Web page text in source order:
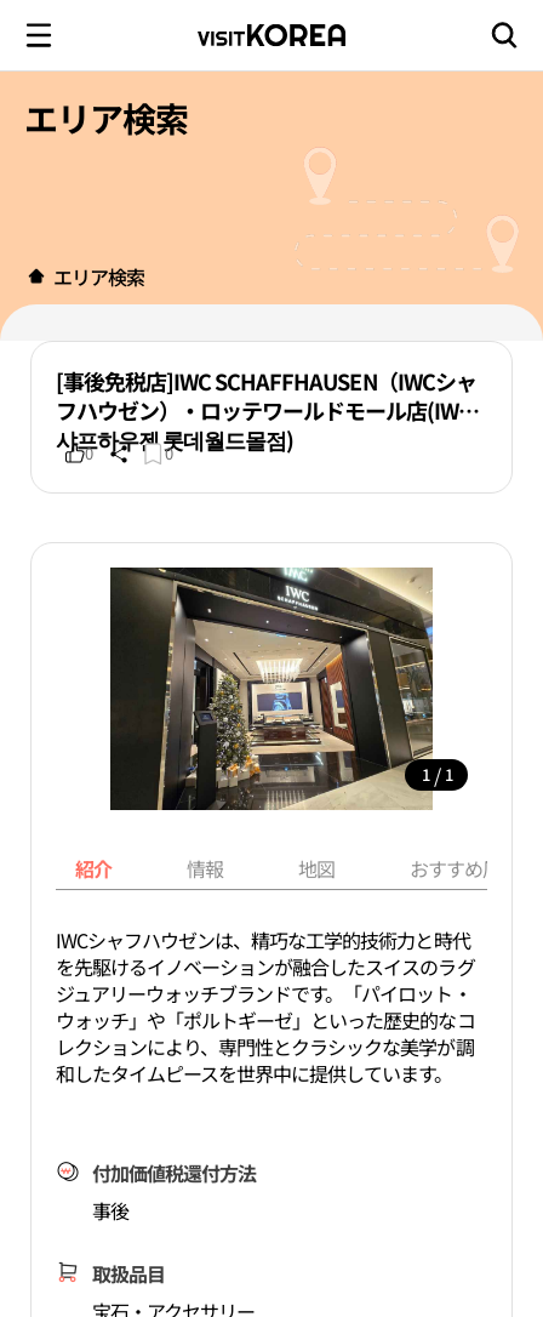
エリア検索
エリア検索
[事後免税店]IWC SCHAFFHAUSEN（IWCシャ
フハウゼン）・ロッテワールドモール店(IWC
샤프하우젠 롯데월드몰점)
0 0
1 / 1
紹介 情報 地図 おすすめ周辺
IWCシャフハウゼンは、精巧な工学的技術力と時代
を先駆けるイノベーションが融合したスイスのラグ
ジュアリーウォッチブランドです。「パイロット・
ウォッチ」や「ポルトギーゼ」といった歴史的なコ
レクションにより、専門性とクラシックな美学が調
和したタイムピースを世界中に提供しています。
付加価値税還付方法
事後
取扱品目
宝石・アクセサリー